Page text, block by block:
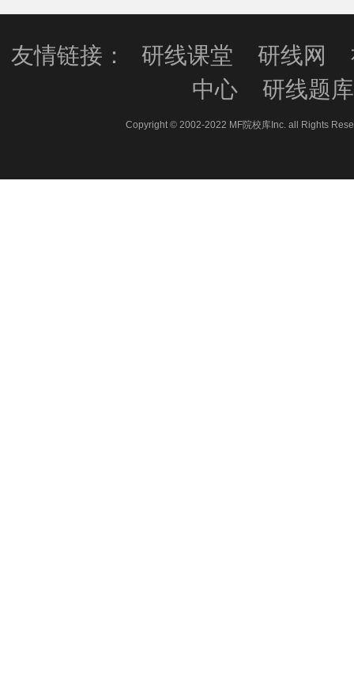
友情链接： 研线课堂 研线网
中心
研线题库
Copyright © 2002-2022 MF院校库Inc. all Rights